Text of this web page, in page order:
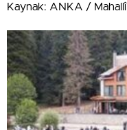
Kaynak: ANKA / Mahallî